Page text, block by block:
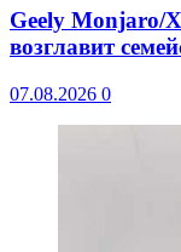
Geely Monjaro/
возглавит
07.08.2026 0